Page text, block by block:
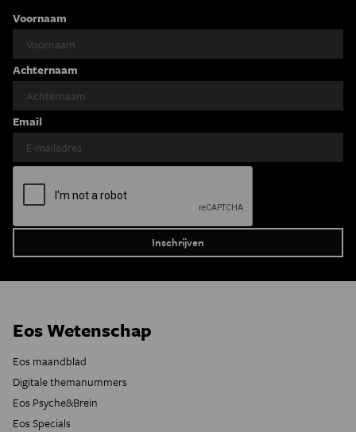
Voornaam
Achternaam
Email
Eos Wetenschap
Eos maandblad
Digitale themanummers
Eos Psyche&Brein
Eos Specials